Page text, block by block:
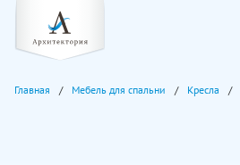
Главная Мебель для спальни Кресла